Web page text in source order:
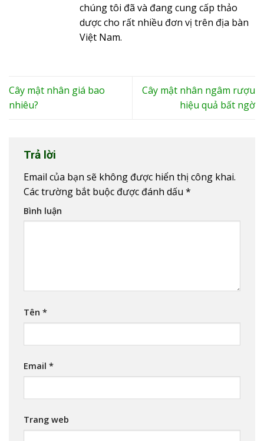
chúng tôi đã và đang cung cấp thảo
dược cho rất nhiều đơn vị trên địa bàn
Việt Nam.
Cây mật nhân giá bao
nhiêu?
Cây mật nhân ngâm rượu
hiệu quả bất ngờ
Trả lời
Email của bạn sẽ không được hiển thị công khai.
Các trường bắt buộc được đánh dấu *
Bình luận
Tên *
Email *
Trang web